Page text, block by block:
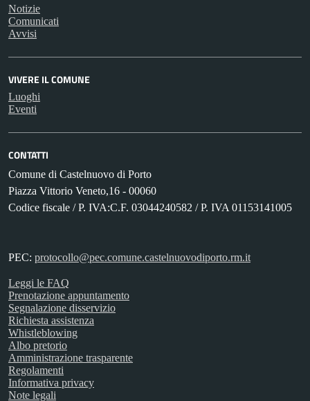
Notizie
Comunicati
Avvisi
VIVERE IL COMUNE
Luoghi
Eventi
CONTATTI
Comune di Castelnuovo di Porto
Piazza Vittorio Veneto,16 - 00060
Codice fiscale / P. IVA:C.F. 03044240582 / P. IVA 01153141005
PEC: protocollo@pec.comune.castelnuovodiporto.rm.it
Leggi le FAQ
Prenotazione appuntamento
Segnalazione disservizio
Richiesta assistenza
Whistleblowing
Albo pretorio
Amministrazione trasparente
Regolamenti
Informativa privacy
Note legali